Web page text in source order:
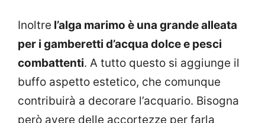
Inoltre l’alga marimo è una grande alleata
per i gamberetti d’acqua dolce e pesci
combattenti. A tutto questo si aggiunge il
buffo aspetto estetico, che comunque
contribuirà a decorare l’acquario. Bisogna
però avere delle accortezze per farla